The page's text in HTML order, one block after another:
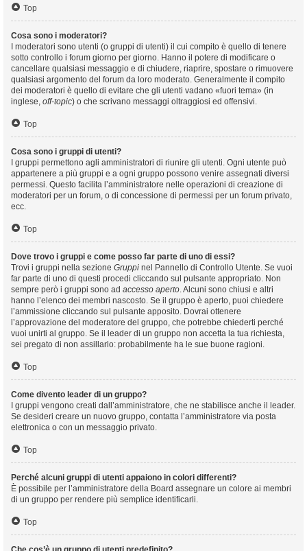
Top
Cosa sono i moderatori?
I moderatori sono utenti (o gruppi di utenti) il cui compito è quello di tenere
sotto controllo i forum giorno per giorno. Hanno il potere di modificare o
cancellare qualsiasi messaggio e di chiudere, riaprire, spostare o rimuovere
qualsiasi argomento del forum da loro moderato. Generalmente il compito
dei moderatori è quello di evitare che gli utenti vadano «fuori tema» (in
inglese, off-topic) o che scrivano messaggi oltraggiosi ed offensivi.
Top
Cosa sono i gruppi di utenti?
I gruppi permettono agli amministratori di riunire gli utenti. Ogni utente può
appartenere a più gruppi e a ogni gruppo possono venire assegnati diversi
permessi. Questo facilita l’amministratore nelle operazioni di creazione di
moderatori per un forum, o di concessione di permessi per un forum privato,
ecc.
Top
Dove trovo i gruppi e come posso far parte di uno di essi?
Trovi i gruppi nella sezione Gruppi nel Pannello di Controllo Utente. Se vuoi
far parte di uno di questi procedi cliccando sul pulsante appropriato. Non
sempre però i gruppi sono ad accesso aperto. Alcuni sono chiusi e altri
hanno l’elenco dei membri nascosto. Se il gruppo è aperto, puoi chiedere
l’ammissione cliccando sul pulsante apposito. Dovrai ottenere
l’approvazione del moderatore del gruppo, che potrebbe chiederti perché
vuoi unirti al gruppo. Se il leader di un gruppo non accetta la tua richiesta,
sei pregato di non assillarlo: probabilmente ha le sue buone ragioni.
Top
Come divento leader di un gruppo?
I gruppi vengono creati dall’amministratore, che ne stabilisce anche il leader.
Se desideri creare un nuovo gruppo, contatta l’amministratore via posta
elettronica o con un messaggio privato.
Top
Perché alcuni gruppi di utenti appaiono in colori differenti?
È possibile per l’amministratore della Board assegnare un colore ai membri
di un gruppo per rendere più semplice identificarli.
Top